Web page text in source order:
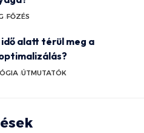
FŐZÉS
idő alatt térül meg a
ÚTMUTATÓK